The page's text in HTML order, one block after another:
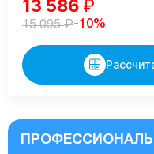
13 586 ₽
15 095₽-10%